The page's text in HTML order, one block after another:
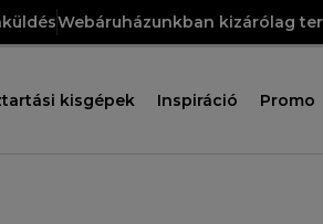
Webáruházunkban kizárólag
kisgépek Inspiráció Promo